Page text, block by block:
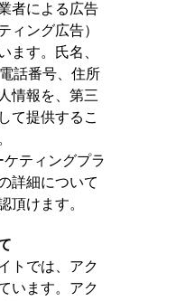
者による広告
ィング広告）
ます。氏名、
話番号、住所
情報を、第三
て提供するこ
ティングプラ
詳細について
頂けます。
トでは、アク
います。アク